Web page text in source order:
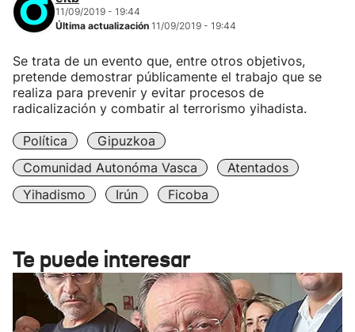
11/09/2019 - 19:44
Última actualización 11/09/2019 - 19:44
Se trata de un evento que, entre otros objetivos,
pretende demostrar públicamente el trabajo que se
realiza para prevenir y evitar procesos de
radicalización y combatir al terrorismo yihadista.
Política
Gipuzkoa
Comunidad Autonóma Vasca
Atentados
Yihadismo
Irún Ficoba
Te puede interesar